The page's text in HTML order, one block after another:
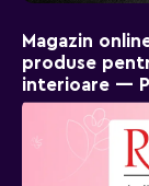
Magazin
produse
interioare —